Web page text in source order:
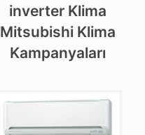
inverter Klima
Mitsubishi Klima
Kampanyaları